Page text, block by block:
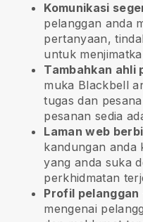
Komunikasi
pelanggan anda
pertanyaan,
untuk
Tambahkan ahli
muka Blackbell
tugas dan
pesanan sedia
Laman web
kandungan anda
yang anda suka
perkhidmatan
Profil pelanggan
mengenai